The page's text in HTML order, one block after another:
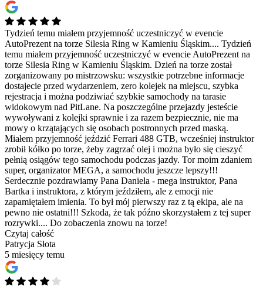
Tydzień temu miałem przyjemność uczestniczyć w evencie
AutoPrezent na torze Silesia Ring w Kamieniu Śląskim.... Tydzień
temu miałem przyjemność uczestniczyć w evencie AutoPrezent na
torze Silesia Ring w Kamieniu Śląskim. Dzień na torze został
zorganizowany po mistrzowsku: wszystkie potrzebne informacje
dostajecie przed wydarzeniem, zero kolejek na miejscu, szybka
rejestracja i można podziwiać szybkie samochody na tarasie
widokowym nad PitLane. Na poszczególne przejazdy jesteście
wywoływani z kolejki sprawnie i za razem bezpiecznie, nie ma
mowy o krzątających się osobach postronnych przed maską.
Miałem przyjemność jeździć Ferrari 488 GTB, wcześniej instruktor
zrobił kółko po torze, żeby zagrzać olej i można było się cieszyć
pełnią osiągów tego samochodu podczas jazdy. Tor moim zdaniem
super, organizator MEGA, a samochodu jeszcze lepszy!!!
Serdecznie pozdrawiamy Pana Daniela - mega instruktor, Pana
Bartka i instruktora, z którym jeździłem, ale z emocji nie
zapamiętałem imienia. To był mój pierwszy raz z tą ekipa, ale na
pewno nie ostatni!!! Szkoda, że tak późno skorzystałem z tej super
rozrywki.... Do zobaczenia znowu na torze!
Czytaj całość
Patrycja Słota
5 miesięcy temu